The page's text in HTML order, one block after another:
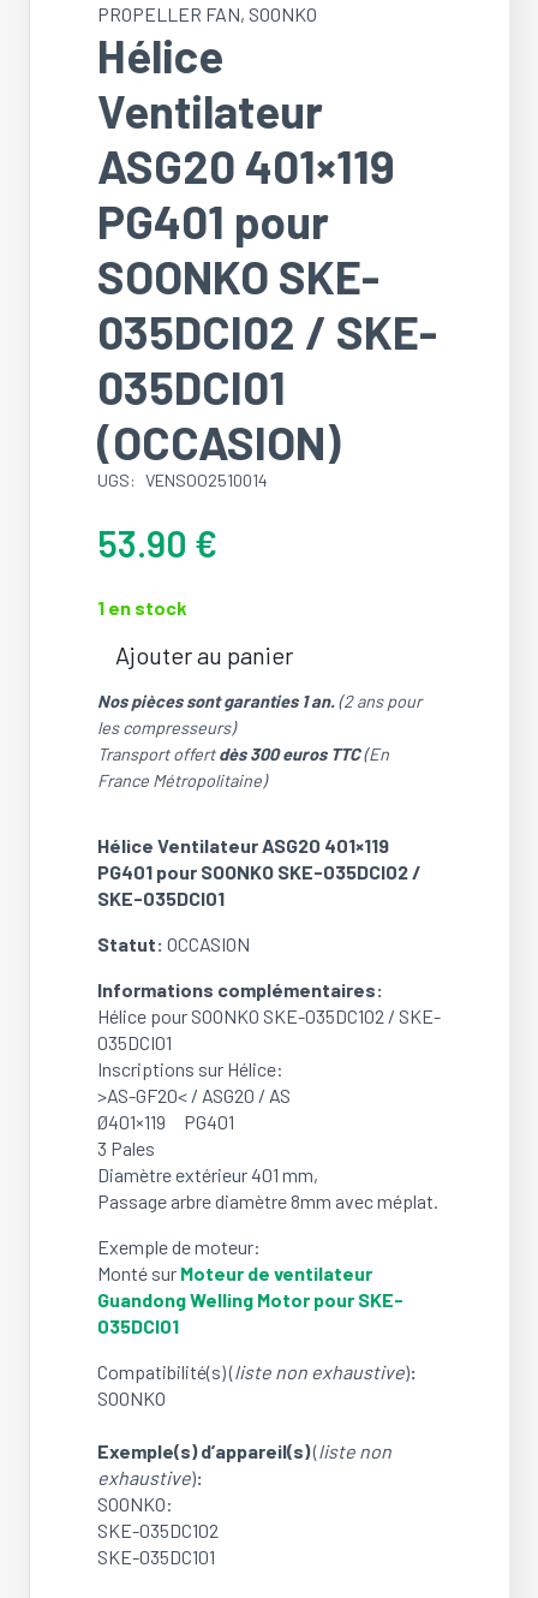
PROPELLER FAN, SOONKO
Hélice
Ventilateur
ASG20 401×119
PG401 pour
SOONKO SKE-
035DCI02 / SKE-
035DCI01
(OCCASION)
UGS: VENSOO2510014
53.90 €
1 en stock
quantité
de
Hélice
Ventilateur
ASG20
pour
SOONKO
SKE-
/
SKE-
035DCI01
(OCCASION)
Ajouter au panier
Nos pièces sont garanties 1 an.(2 ans pour
les compresseurs)
Transport offertdès 300 euros TTC(En
France Métropolitaine)
Hélice Ventilateur ASG20 401×119
PG401 pour SOONKO SKE-035DCI02 /
SKE-035DCI01
Statut: OCCASION
Informations complémentaires:
Hélice pour SOONKO SKE-035DC102 / SKE-
035DCI01
Inscriptions sur Hélice:
>AS-GF20< / ASG20 / AS
Ø401×119 PG401
3 Pales
Diamètre extérieur 401 mm,
Passage arbre diamètre 8mm avec méplat.
Exemple de moteur:
Monté sur Moteur de ventilateur
Guandong Welling Motor pour SKE-
035DCI01
Compatibilité(s) (liste non exhaustive):
SOONKO
Exemple(s) d’appareil(s)(liste non
exhaustive):
SOONKO:
SKE-035DC102
SKE-035DC101